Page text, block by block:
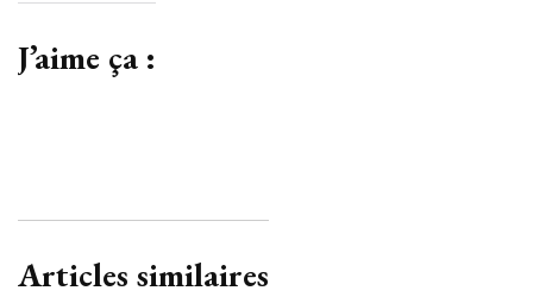
J’aime ça :
Articles similaires